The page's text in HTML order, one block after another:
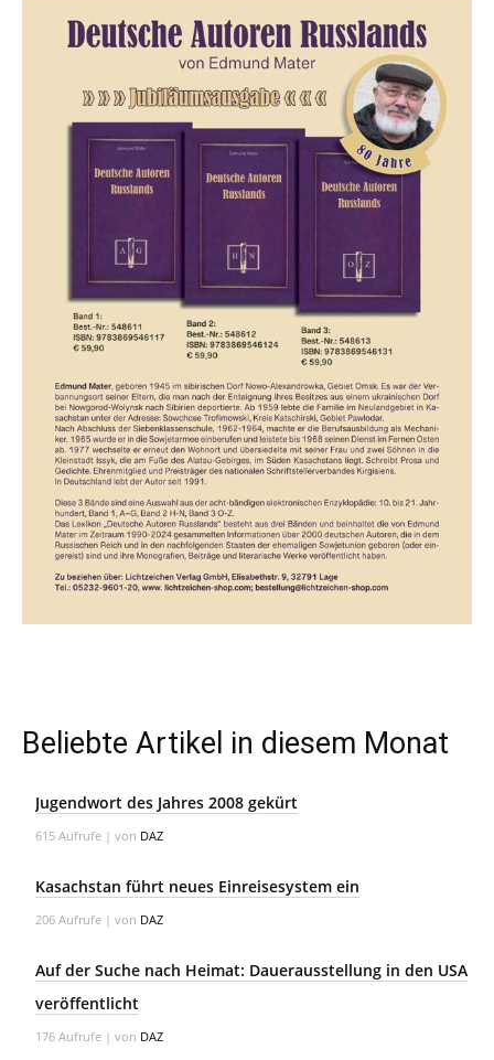
Beliebte Artikel in diesem Monat
Jugendwort des Jahres 2008 gekürt
615 Aufrufe | von DAZ
Kasachstan führt neues Einreisesystem ein
206 Aufrufe | von DAZ
Auf der Suche nach Heimat: Dauerausstellung in den USA
veröffentlicht
176 Aufrufe | von DAZ